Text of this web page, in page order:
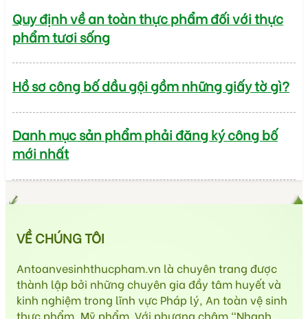
Quy định về an toàn thực phẩm đối với thực
phẩm tươi sống
Hồ sơ công bố dầu gội gồm những giấy tờ gì?
Danh mục sản phẩm phải đăng ký công bố
mới nhất
VỀ CHÚNG TÔI
Antoanvesinhthucpham.vn là chuyên trang được
thành lập bởi những chuyên gia đầy tâm huyết và
kinh nghiệm trong lĩnh vực Pháp lý, An toàn vệ sinh
thực phẩm, Mỹ phẩm. Với phương châm “Nhanh